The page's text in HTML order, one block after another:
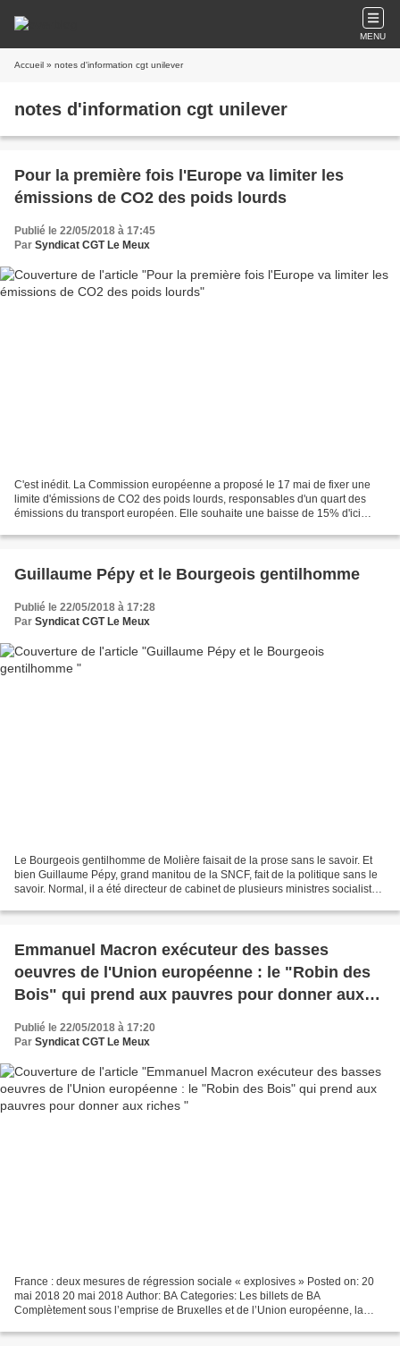
MENU
Accueil » notes d'information cgt unilever
notes d'information cgt unilever
Pour la première fois l'Europe va limiter les
émissions de CO2 des poids lourds
Publié le 22/05/2018 à 17:45
Par Syndicat CGT Le Meux
C'est inédit. La Commission européenne a proposé le 17 mai de fixer une
limite d'émissions de CO2 des poids lourds, responsables d'un quart des
émissions du transport européen. Elle souhaite une baisse de 15% d'ici
Guillaume Pépy et le Bourgeois gentilhomme
Publié le 22/05/2018 à 17:28
Par Syndicat CGT Le Meux
Le Bourgeois gentilhomme de Molière faisait de la prose sans le savoir. Et
bien Guillaume Pépy, grand manitou de la SNCF, fait de la politique sans le
savoir. Normal, il a été directeur de cabinet de plusieurs ministres socialistes.
Emmanuel Macron exécuteur des basses
oeuvres de l'Union européenne : le "Robin des
Bois" qui prend aux pauvres pour donner aux
riches
Publié le 22/05/2018 à 17:20
Par Syndicat CGT Le Meux
France : deux mesures de régression sociale « explosives » Posted on: 20
mai 2018 20 mai 2018 Author: BA Categories: Les billets de BA
Complètement sous l’emprise de Bruxelles et de l’Union européenne, la